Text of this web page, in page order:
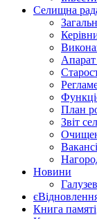
Селищна
План
Звіт
Новини
Книга памяті